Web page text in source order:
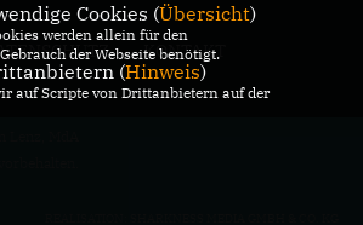
KONTAKT
Cookies (Übersicht)
werden allein für den
der Webseite benötigt.
(Hinweis)
auf Scripte von Drittanbietern auf der